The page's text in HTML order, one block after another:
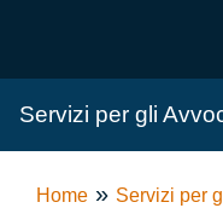
Servizi per gli
Home » Servizi per